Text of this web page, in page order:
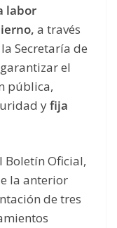
labor
a través
Secretaría de
el
pública,
yfija
Boletín Oficial,
la anterior
de tres